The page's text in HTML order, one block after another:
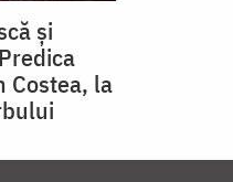
și
Costea, la